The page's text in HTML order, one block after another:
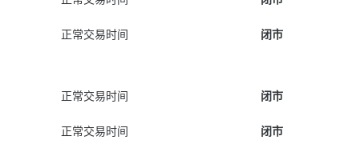
正常交易时间 闭市
正常交易时间 闭市
正常交易时间 闭市